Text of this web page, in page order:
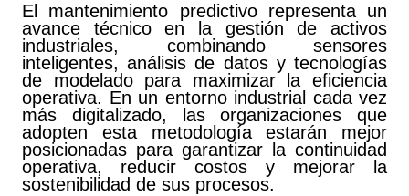
El mantenimiento predictivo representa un
avance técnico en la gestión de activos
industriales, combinando sensores
inteligentes, análisis de datos y tecnologías
de modelado para maximizar la eficiencia
operativa. En un entorno industrial cada vez
más digitalizado, las organizaciones que
adopten esta metodología estarán mejor
posicionadas para garantizar la continuidad
operativa, reducir costos y mejorar la
sostenibilidad de sus procesos.